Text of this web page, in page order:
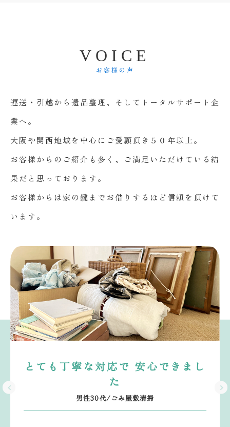
V O I C E
お客様の声
運送・引越から遺品整理、そしてトータルサポート企
業へ。
大阪や関西地域を中心にご愛顧頂き５０年以上。
お客様からのご紹介も多く、ご満足いただけている結
果だと思っております。
お客様からは家の鍵までお借りするほど信頼を頂けて
います。
とても丁寧な対応で 安心できまし
た
男性30代/ごみ屋敷清掃